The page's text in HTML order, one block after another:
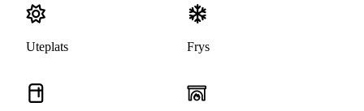
Uteplats Frys